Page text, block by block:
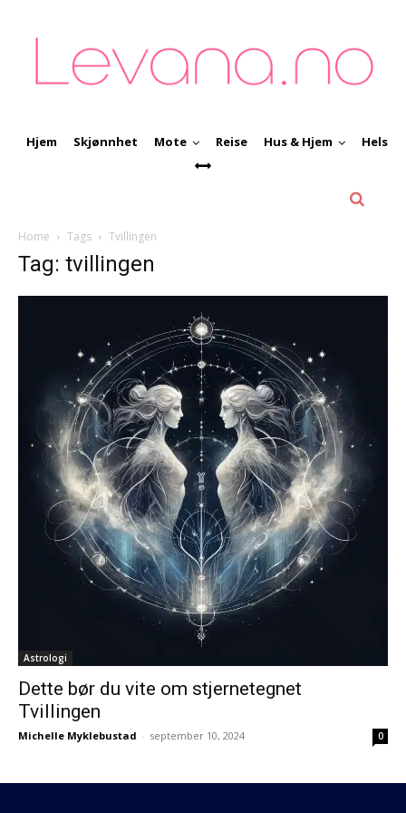
Hjem Skjønnhet Mote Reise Hus & Hjem Helse
Home Tags Tvillingen
Tag: tvillingen
Astrologi
Dette bør du vite om stjernetegnet
Tvillingen
Michelle Myklebustad - september 10, 2024 0